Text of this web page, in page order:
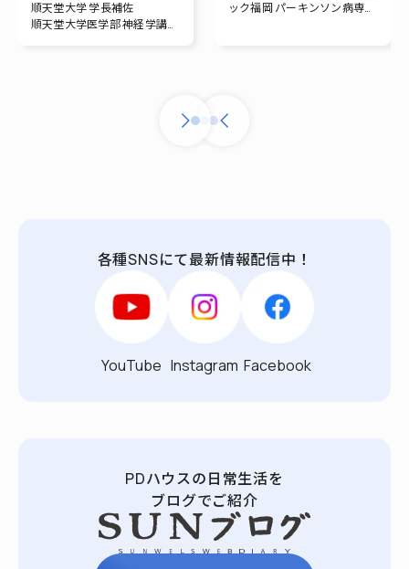
順天堂大学 学長補佐
順天堂大学医学部 神経学講座
ック福岡 パーキンソン病専門
各種SNSにて最新情報配信中！
YouTube Instagram Facebook
PDハウスの日常生活を
ブログでご紹介